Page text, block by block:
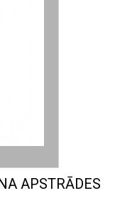
APSTRĀDES